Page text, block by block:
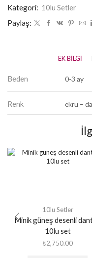
Kategori: 10lu Setler
Paylaş:
EK BILGI
Beden 0-3 ay
Renk ekru –
10lu Setler
Minik güneş desenli
10lu set
₺2,750.00